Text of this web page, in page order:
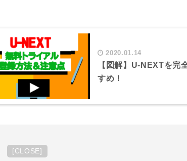
2020.01.14
【図解】U-NEXTを完
すめ！
[CLOSE]